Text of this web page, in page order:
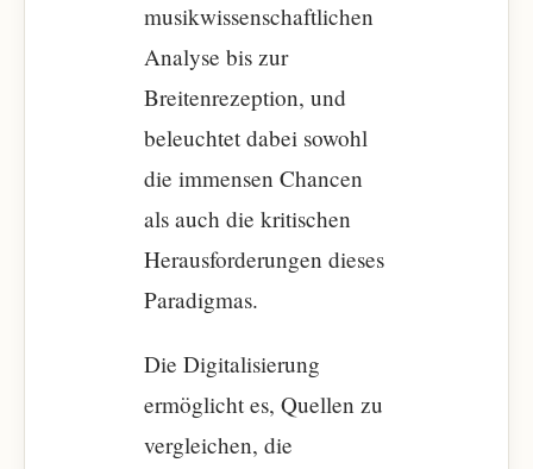
musikwissenschaftlichen
Analyse bis zur
Breitenrezeption, und
beleuchtet dabei sowohl
die immensen Chancen
als auch die kritischen
Herausforderungen dieses
Paradigmas.
Die Digitalisierung
ermöglicht es, Quellen zu
vergleichen, die